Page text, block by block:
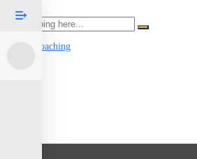
Search
Power Coaching